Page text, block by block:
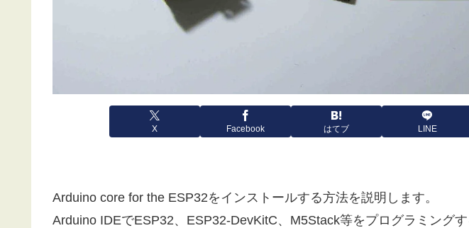
X Facebook はてブ LINE
Arduino core for the ESP32をインストールする方法を説明します。
Arduino IDEでESP32、ESP32-DevKitC、M5Stack等をプログラミングす